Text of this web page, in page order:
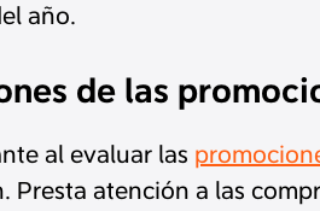
año.
de las
al evaluar las
atención a las